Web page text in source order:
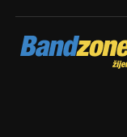
Bandzone.cz
žijeme hudbou